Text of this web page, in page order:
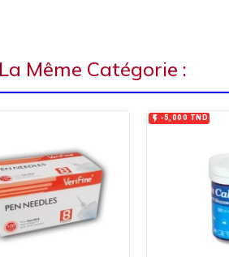
Même Catégorie :
 -5,000 TND